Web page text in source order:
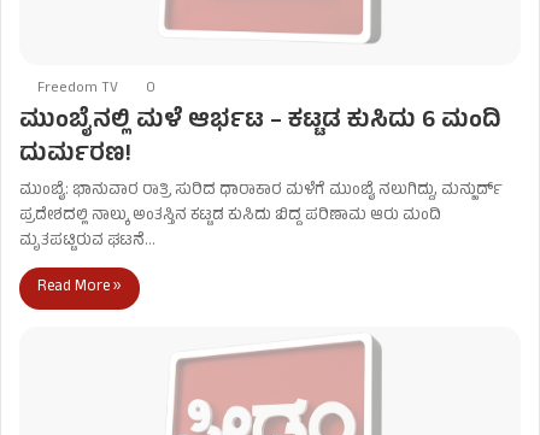
Freedom TV 0
ಮುಂಬೈನಲ್ಲಿ ಮಳೆ ಆರ್ಭಟ – ಕಟ್ಟಡ ಕುಸಿದು 6 ಮಂದಿ
ದುರ್ಮರಣ!
ಮುಂಬೈ: ಭಾನುವಾರ ರಾತ್ರಿ ಸುರಿದ ಧಾರಾಕಾರ ಮಳೆಗೆ ಮುಂಬೈ ನಲುಗಿದ್ದು, ಮನ್ಖುರ್ದ್
ಪ್ರದೇಶದಲ್ಲಿ ನಾಲ್ಕು ಅಂತಸ್ತಿನ ಕಟ್ಟಡ ಕುಸಿದು ಬಿದ್ದ ಪರಿಣಾಮ ಆರು ಮಂದಿ
ಮೃತಪಟ್ಟಿರುವ ಘಟನೆ…
Read More »